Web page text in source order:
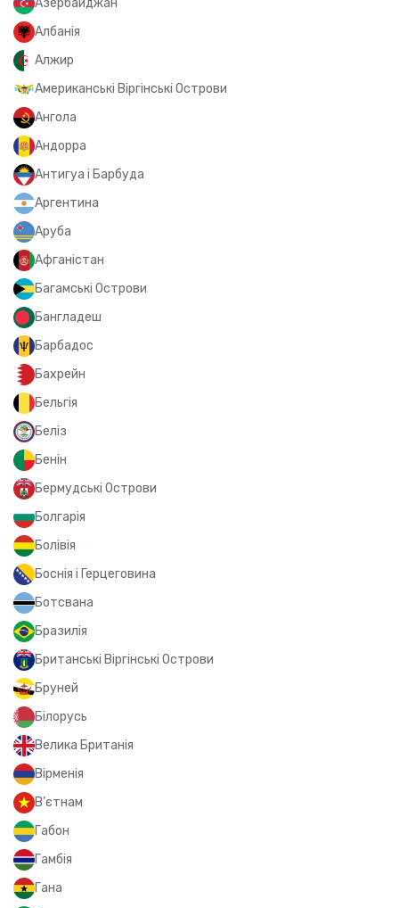
Азербайджан
Албанія
Алжир
Американські Віргінські Острови
Ангола
Андорра
Антигуа і Барбуда
Аргентина
Аруба
Афганістан
Багамські Острови
Бангладеш
Барбадос
Бахрейн
Бельгія
Беліз
Бенін
Бермудські Острови
Болгарія
Болівія
Боснія і Герцеговина
Ботсвана
Бразилія
Британські Віргінські Острови
Бруней
Білорусь
Велика Британія
Вірменія
В’єтнам
Габон
Гамбія
Гана